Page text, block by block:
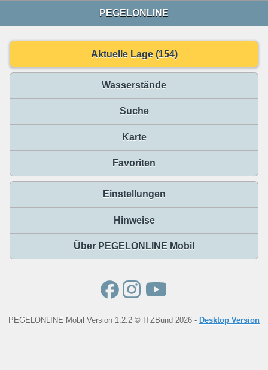
PEGELONLINE
Aktuelle Lage (154)
Wasserstände
Suche
Karte
Favoriten
Einstellungen
Hinweise
Über PEGELONLINE Mobil
PEGELONLINE Mobil Version 1.2.2 © ITZBund 2026 - Desktop Version